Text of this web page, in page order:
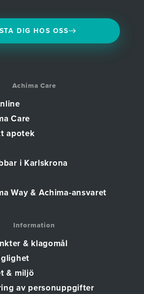
DIG HOS OSS
Achima Care
Care
apotek
i Karlskrona
Way & Achima-ansvaret
Information
& klagomål
& miljö
av personuppgifter